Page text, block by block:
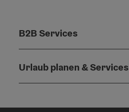
B2B Services
Urlaub planen & Services